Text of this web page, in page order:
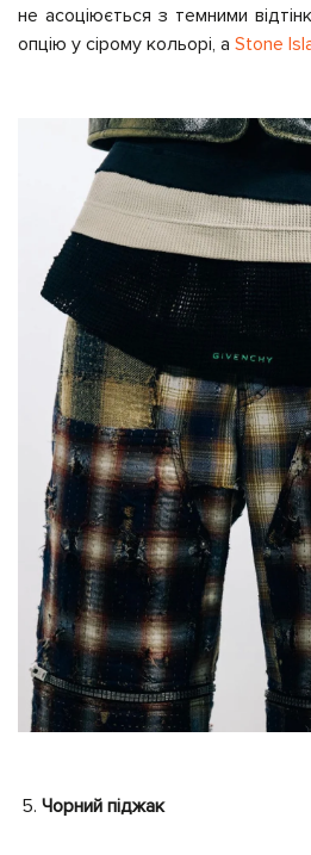
не асоціюється з темними
опцію у сірому кольорі, а Stone
Чорний піджак